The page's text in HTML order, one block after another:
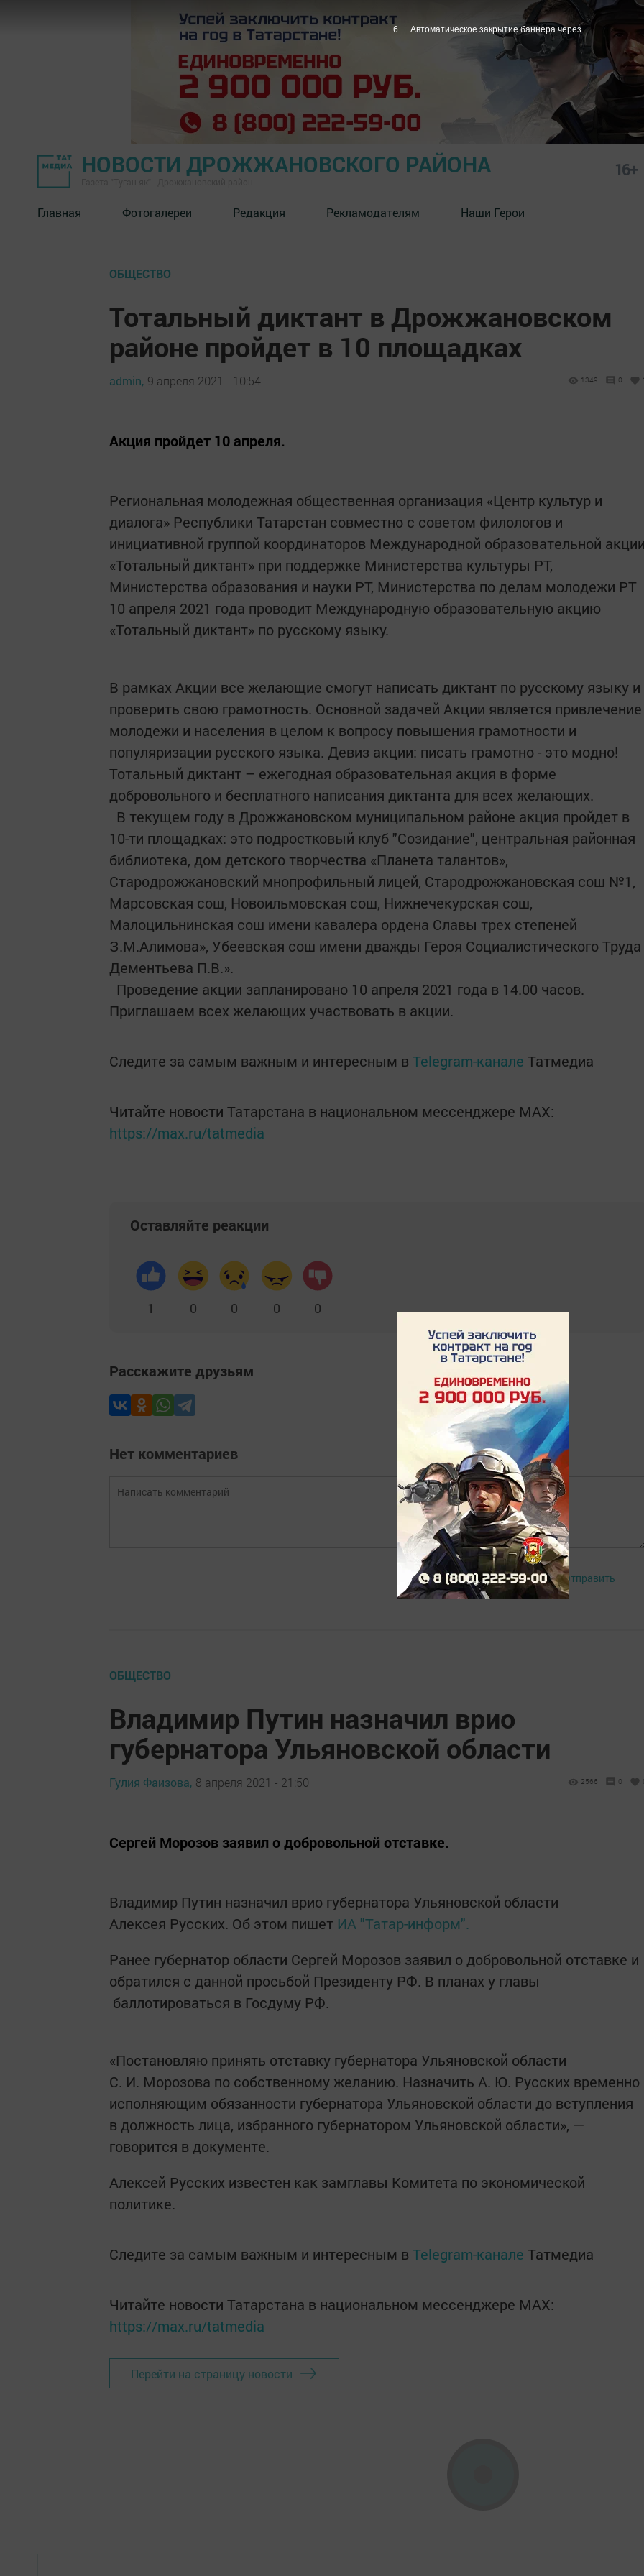
НОВОСТИ ДРОЖЖАНОВСКОГО РАЙОНА 16+
Главная Фотогалереи Редакция Рекламодателям Наши Герои
ОБЩЕСТВО
Тотальный диктант в Дрожжановском
районе пройдет в 10 площадках
admin, 9 апреля 2021 - 10:54 1349 0
Акция пройдет 10 апреля.
Региональная молодежная общественная организация «Центр культур и
диалога» Республики Татарстан совместно с советом филологов и
инициативной группой координаторов Международной образовательной
«Тотальный диктант» при поддержке Министерства культуры РТ,
Министерства образования и науки РТ, Министерства по делам молодежи РТ
10 апреля 2021 года проводит Международную образовательную акцию
«Тотальный диктант» по русскому языку.
В рамках Акции все желающие смогут написать диктант по русскому языку и
проверить свою грамотность. Основной задачей Акции является привлечение
молодежи и населения в целом к вопросу повышения грамотности и
популяризации русского языка. Девиз акции: писать грамотно - это модно!
Тотальный диктант – ежегодная образовательная акция в форме
добровольного и бесплатного написания диктанта для всех желающих.
В текущем году в Дрожжановском муниципальном районе акция пройдет в
10-ти площадках: это подростковый клуб "Созидание", центральная районная
библиотека, дом детского творчества «Планета талантов»,
Стародрожжановский мнопрофильный лицей, Стародрожжановская сош №1,
Марсовская сош, Новоильмовская сош, Нижнечекурская сош,
Малоцильнинская сош имени кавалера ордена Славы трех степеней
З.М.Алимова», Убеевская сош имени дважды Героя Социалистического Труда
Дементьева П.В.».
Проведение акции запланировано 10 апреля 2021 года в 14.00 часов.
Приглашаем всех желающих участвовать в акции.
Следите за самым важным и интересным в Telegram-канале Татмедиа
Читайте новости Татарстана в национальном мессенджере MАХ:
https://max.ru/tatmedia
Оставляйте реакции
1 0 0 0 0
Расскажите друзьям
Нет комментариев
Авторизоваться Отправить
ОБЩЕСТВО
Владимир Путин назначил врио
губернатора Ульяновской области
Гулия Фаизова, 8 апреля 2021 - 21:50 2566 0
Сергей Морозов заявил о добровольной отставке.
Владимир Путин назначил врио губернатора Ульяновской области
Алексея Русских. Об этом пишет ИА "Татар-информ".
Ранее губернатор области Сергей Морозов заявил о добровольной отставке и
обратился с данной просьбой Президенту РФ. В планах у главы
баллотироваться в Госдуму РФ.
«Постановляю принять отставку губернатора Ульяновской области
С. И. Морозова по собственному желанию. Назначить А. Ю. Русских временно
исполняющим обязанности губернатора Ульяновской области до вступления
в должность лица, избранного губернатором Ульяновской области», —
говорится в документе.
Алексей Русских известен как замглавы Комитета по экономической
политике.
Следите за самым важным и интересным в Telegram-канале Татмедиа
Читайте новости Татарстана в национальном мессенджере MАХ:
https://max.ru/tatmedia
Перейти на страницу новости
5 Автоматическое закрытие баннера через